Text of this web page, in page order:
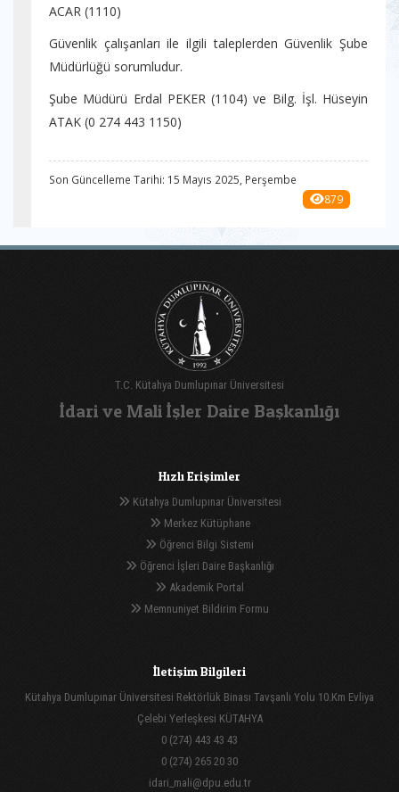
ACAR (1110)
Güvenlik çalışanları ile ilgili taleplerden Güvenlik Şube
Müdürlüğü sorumludur.
Şube Müdürü Erdal PEKER (1104) ve Bilg. İşl. Hüseyin
ATAK (0 274 443 1150)
Son Güncelleme Tarihi: 15 Mayıs 2025, Perşembe
879
T.C. Kütahya Dumlupınar Üniversitesi
İdari ve Mali İşler Daire Başkanlığı
Hızlı Erişimler
Kütahya Dumlupınar Üniversitesi
Merkez Kütüphane
Öğrenci Bilgi Sistemi
Öğrenci İşleri Daire Başkanlığı
Akademik Portal
Memnuniyet Bildirim Formu
İletişim Bilgileri
Kütahya Dumlupınar Üniversitesi Rektörlük Binası Tavşanlı Yolu 10.Km Evliya
Çelebi Yerleşkesi KÜTAHYA
0 (274) 443 43 43
0 (274) 265 20 30
idari_mali@dpu.edu.tr